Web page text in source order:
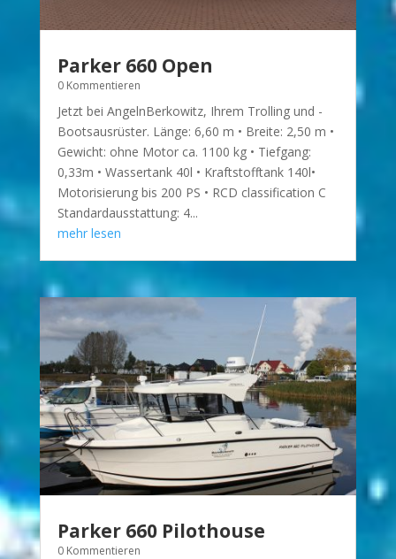
Parker 660 Open
0 Kommentieren
Jetzt bei AngelnBerkowitz, Ihrem Trolling und -
Bootsausrüster. Länge: 6,60 m • Breite: 2,50 m •
Gewicht: ohne Motor ca. 1100 kg • Tiefgang:
0,33m • Wassertank 40l • Kraftstofftank 140l•
Motorisierung bis 200 PS • RCD classification C
Standardausstattung: 4...
mehr lesen
Parker 660 Pilothouse
0 Kommentieren